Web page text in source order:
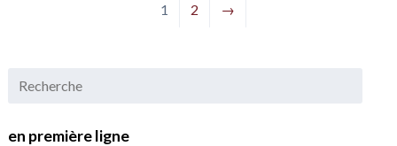
1 2 →
en première ligne